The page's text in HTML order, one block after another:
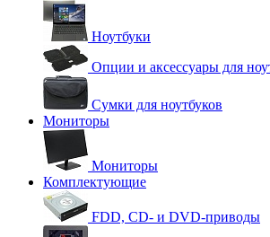
Ноутбуки
Опции и аксессуары для
Сумки для ноутбуков
Мониторы
Мониторы
Комплектующие
FDD, CD- и DVD-приводы